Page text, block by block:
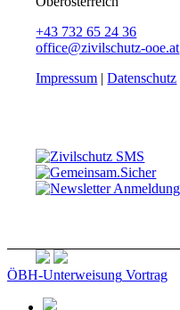
+43 732 65 24 36
office@zivilschutz-ooe.at
Impressum |Datenschutz
ÖBH-Unterweisung Vortrag